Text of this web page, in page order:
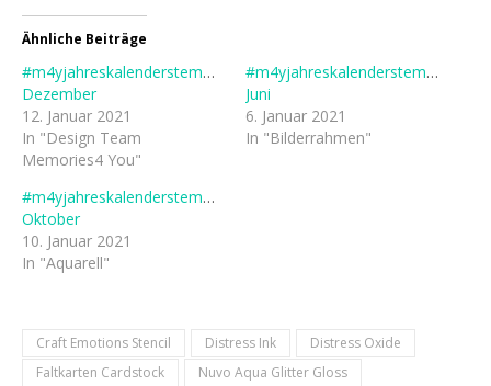
Ähnliche Beiträge
#m4yjahreskalenderstempel2021
Dezember
12. Januar 2021
In "Design Team
Memories4 You"
#m4yjahreskalenderstempel2021
Juni
6. Januar 2021
In "Bilderrahmen"
#m4yjahreskalenderstempel2021
Oktober
10. Januar 2021
In "Aquarell"
Craft Emotions Stencil Distress Ink
Distress Oxide
Faltkarten Cardstock
Nuvo Aqua Glitter Gloss